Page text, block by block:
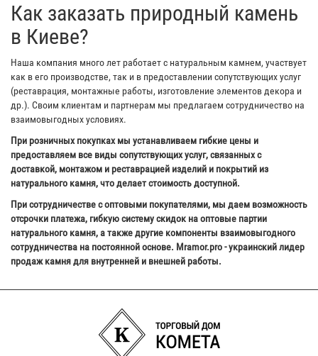
Как заказать природный камень
в Киеве?
Наша компания много лет работает с натуральным камнем, участвует
как в его производстве, так и в предоставлении сопутствующих услуг
(реставрация, монтажные работы, изготовление элементов декора и
др.). Своим клиентам и партнерам мы предлагаем сотрудничество на
взаимовыгодных условиях.
При розничных покупках мы устанавливаем гибкие цены и
предоставляем все виды сопутствующих услуг, связанных с
доставкой, монтажом и реставрацией изделий и покрытий из
натурального камня, что делает стоимость доступной.
При сотрудничестве с оптовыми покупателями, мы даем возможность
отсрочки платежа, гибкую систему скидок на оптовые партии
натурального камня, а также другие компоненты взаимовыгодного
сотрудничества на постоянной основе. Mramor.pro - украинский лидер
продаж камня для внутренней и внешней работы.